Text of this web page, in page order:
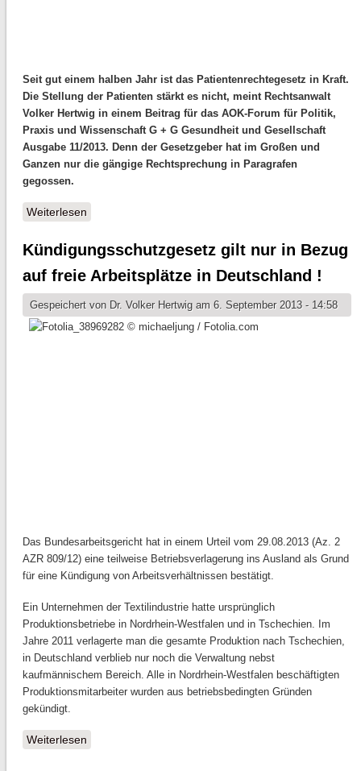
Seit gut einem halben Jahr ist das Patientenrechtegesetz in Kraft.
Die Stellung der Patienten stärkt es nicht, meint Rechtsanwalt
Volker Hertwig in einem Beitrag für das AOK-Forum für Politik,
Praxis und Wissenschaft G + G Gesundheit und Gesellschaft
Ausgabe 11/2013. Denn der Gesetzgeber hat im Großen und
Ganzen nur die gängige Rechtsprechung in Paragrafen
gegossen.
Weiterlesenüber Gesetz bietet kaum mehr Schutz
Kündigungsschutzgesetz gilt nur in Bezug
auf freie Arbeitsplätze in Deutschland !
Gespeichert von Dr. Volker Hertwigam 6. September 2013 - 14:58
Das Bundesarbeitsgericht hat in einem Urteil vom 29.08.2013 (Az. 2
AZR 809/12) eine teilweise Betriebsverlagerung ins Ausland als Grund
für eine Kündigung von Arbeitsverhältnissen bestätigt.
Ein Unternehmen der Textilindustrie hatte ursprünglich
Produktionsbetriebe in Nordrhein-Westfalen und in Tschechien. Im
Jahre 2011 verlagerte man die gesamte Produktion nach Tschechien,
in Deutschland verblieb nur noch die Verwaltung nebst
kaufmännischem Bereich. Alle in Nordrhein-Westfalen beschäftigten
Produktionsmitarbeiter wurden aus betriebsbedingten Gründen
gekündigt.
Weiterlesenüber Kündigungsschutzgesetz gilt nur in Bezug auf